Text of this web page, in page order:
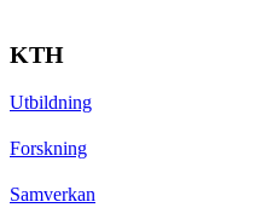
KTH
Utbildning
Forskning
Samverkan